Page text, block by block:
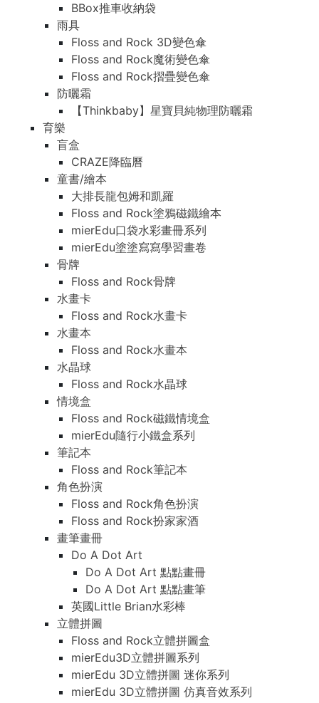
BBox推車收納袋
雨具
Floss and Rock 3D變色傘
Floss and Rock魔術變色傘
Floss and Rock摺疊變色傘
防曬霜
【Thinkbaby】星寶貝純物理防曬霜
育樂
盲盒
CRAZE降臨曆
童書/繪本
大排長龍包姆和凱羅
Floss and Rock塗鴉磁鐵繪本
mierEdu口袋水彩畫冊系列
mierEdu塗塗寫寫學習畫卷
骨牌
Floss and Rock骨牌
水畫卡
Floss and Rock水畫卡
水畫本
Floss and Rock水畫本
水晶球
Floss and Rock水晶球
情境盒
Floss and Rock磁鐵情境盒
mierEdu隨行小鐵盒系列
筆記本
Floss and Rock筆記本
角色扮演
Floss and Rock角色扮演
Floss and Rock扮家家酒
畫筆畫冊
Do A Dot Art
Do A Dot Art 點點畫冊
Do A Dot Art 點點畫筆
英國Little Brian水彩棒
立體拼圖
Floss and Rock立體拼圖盒
mierEdu3D立體拼圖系列
mierEdu 3D立體拼圖 迷你系列
mierEdu 3D立體拼圖 仿真音效系列